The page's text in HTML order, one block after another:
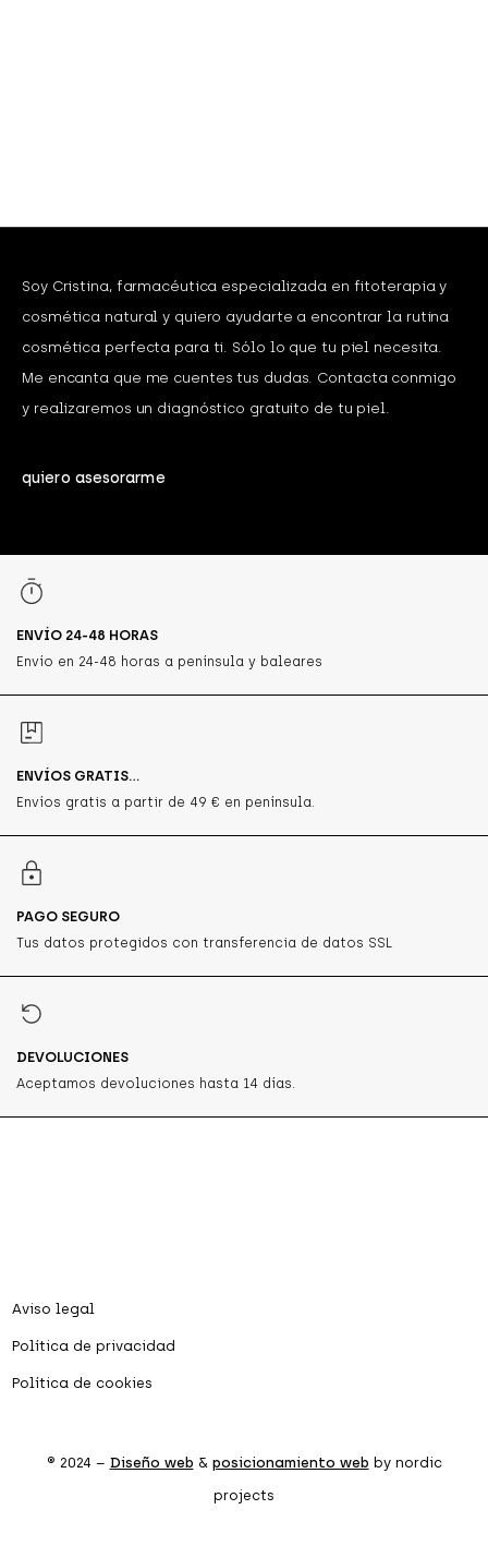
Soy Cristina, farmacéutica especializada en fitoterapia y
cosmética natural y quiero ayudarte a encontrar la rutina
cosmética perfecta para ti. Sólo lo que tu piel necesita.
Me encanta que me cuentes tus dudas. Contacta conmigo
y realizaremos un diagnóstico gratuito de tu piel.
quiero asesorarme
ENVÍO 24-48 HORAS
Envío en 24-48 horas a península y baleares
ENVÍOS GRATIS...
Envíos gratis a partir de 49 € en península.
PAGO SEGURO
Tus datos protegidos con transferencia de datos SSL
DEVOLUCIONES
Aceptamos devoluciones hasta 14 días.
Aviso legal
Política de privacidad
Política de cookies
® 2024 – Diseño web & posicionamiento web by nordic
projects